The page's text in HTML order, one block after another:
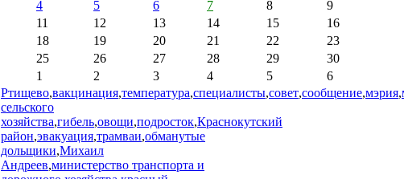
4 5 6 7 8
9
11 12 13 14 15
16
18 19 20 21 22
23
25 26 27 28 29
30
1 2 3 4 5
6
Ртищево,вакцинация,температура,специалисты,совет,сообщение,мэрия,
сельского
хозяйства,гибель,овощи,подросток,Краснокутский
район,эвакуация,трамваи,обманутые
дольщики,Михаил
Андреев,министерство транспорта и